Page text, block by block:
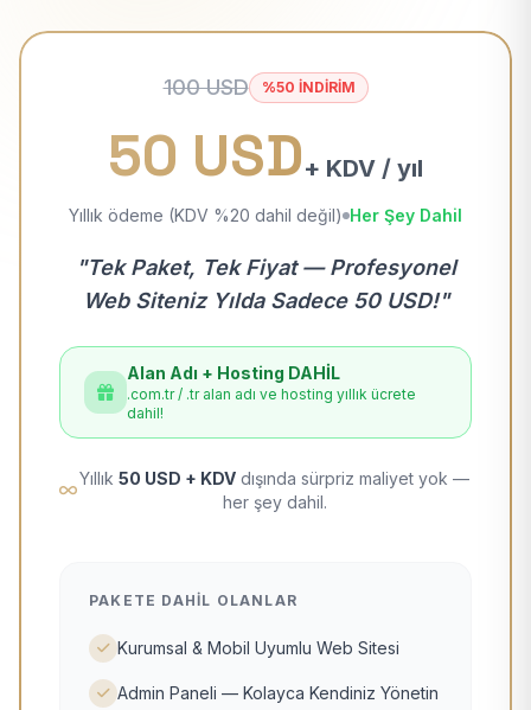
100 USD %50 İNDİRİM
50 USD+ KDV / yıl
Yıllık ödeme (KDV %20 dahil değil) Her Şey Dahil
"Tek Paket, Tek Fiyat — Profesyonel
Web Siteniz Yılda Sadece 50 USD!"
Alan Adı + Hosting DAHİL
.com.tr / .tr alan adı ve hosting yıllık ücrete
dahil!
Yıllık 50 USD + KDV dışında sürpriz maliyet yok —
her şey dahil.
PAKETE DAHIL OLANLAR
Kurumsal & Mobil Uyumlu Web Sitesi
Admin Paneli — Kolayca Kendiniz Yönetin